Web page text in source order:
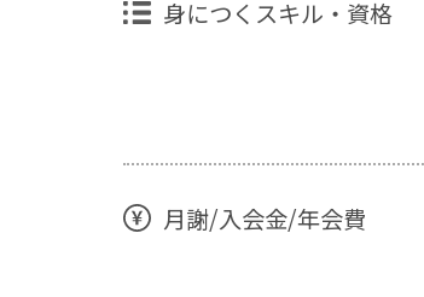
身につくスキル・資格
月謝/入会金/年会費